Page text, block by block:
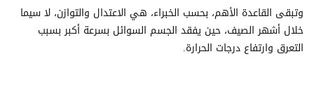
وتبقى القاعدة الأهم، بحسب الخبراء، هي الاعتدال والتوازن، لا سيما
خلال أشهر الصيف، حين يفقد الجسم السوائل بسرعة أكبر بسبب
التعرق وارتفاع درجات الحرارة.